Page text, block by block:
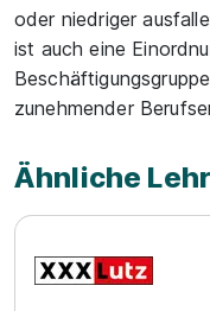
oder niedriger
ist auch eine
zunehmender
Ähnliche